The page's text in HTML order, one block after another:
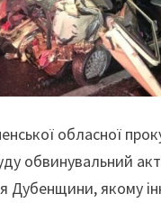
обласної
обвинувальний
Дубенщини, якому